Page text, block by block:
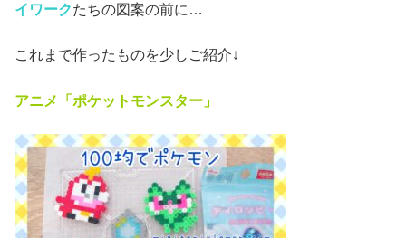
イワークたちの図案の前に…
これまで作ったものを少しご紹介↓
アニメ「ポケットモンスター」